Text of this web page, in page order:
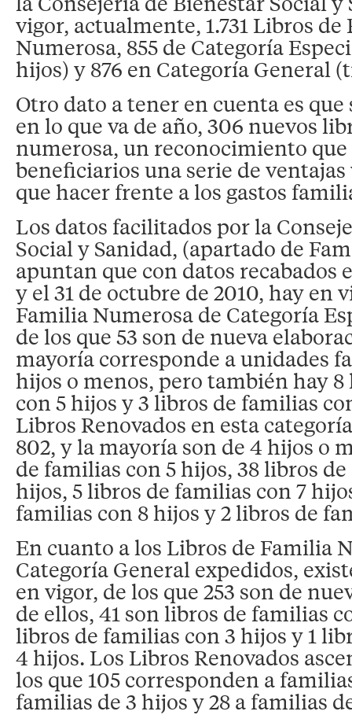
vigor, actualmente, 1.731 Libros de
Numerosa, 855 de Categoría
hijos) y 876 en Categoría General
Otro dato a tener en cuenta es
en lo que va de año, 306 nuevos
numerosa, un reconocimiento que
beneficiarios una serie de ventajas
que hacer frente a los gastos
Los datos facilitados por la
Social y Sanidad, (apartado de
apuntan que con datos recabados
y el 31 de octubre de 2010, hay en
Familia Numerosa de Categoría
de los que 53 son de nueva
mayoría corresponde a unidades
hijos o menos, pero también hay
con 5 hijos y 3 libros de familias
Libros Renovados en esta
802, y la mayoría son de 4 hijos o
de familias con 5 hijos, 38 libros
hijos, 5 libros de familias con 7
familias con 8 hijos y 2 libros de
En cuanto a los Libros de Familia
Categoría General expedidos,
en vigor, de los que 253 son de
de ellos, 41 son libros de familias
libros de familias con 3 hijos y 1
4 hijos. Los Libros Renovados
los que 105 corresponden a
familias de 3 hijos y 28 a familias